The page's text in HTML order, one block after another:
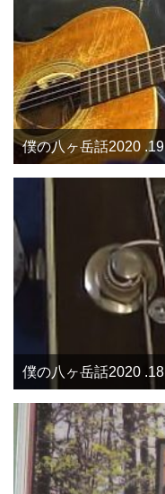
僕の八ヶ岳話2020 .19
僕の八ヶ岳話2020 .18